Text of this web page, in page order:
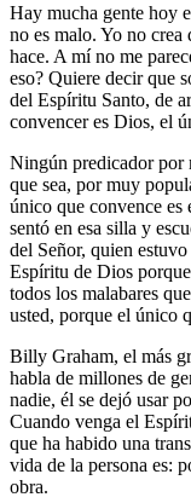
Hay mucha gente hoy
no es malo. Yo no crea
hace. A mí no me
eso? Quiere decir que
del Espíritu Santo, de
convencer es Dios, el
Ningún predicador por
que sea, por muy
único que convence
sentó en esa silla y
del Señor, quien
Espíritu de Dios
todos los malabares
usted, porque el único
Billy Graham, el más
habla de millones de
nadie, él se dejó usar
Cuando venga el
que ha habido una
vida de la persona es:
obra.